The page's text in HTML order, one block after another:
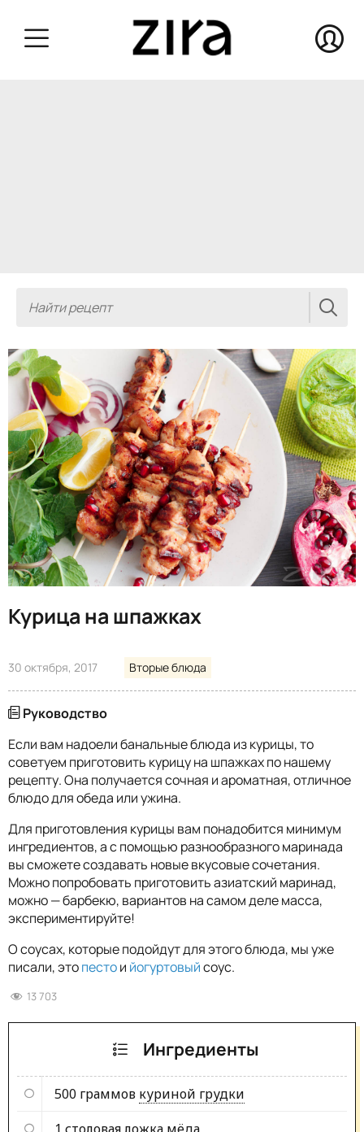
Курица на шпажках
30 октября, 2017 Вторые блюда
Руководство
Если вам надоели банальные блюда из курицы, то
советуем приготовить курицу на шпажках по нашему
рецепту. Она получается сочная и ароматная, отличное
блюдо для обеда или ужина.
Для приготовления курицы вам понадобится минимум
ингредиентов, а с помощью разнообразного маринада
вы сможете создавать новые вкусовые сочетания.
Можно попробовать приготовить азиатский маринад,
можно — барбекю, вариантов на самом деле масса,
экспериментируйте!
О соусах, которые подойдут для этого блюда, мы уже
писали, этопестои йогуртовыйсоус.
13 703
Ингредиенты
500 граммов куриной грудки
1 столовая ложка мёда